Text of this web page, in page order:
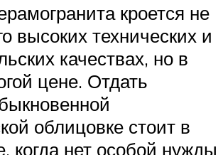
кроется не
высоких технических и
качествах, но в
цене. Отдать
облицовке стоит в
когда нет особой нужды